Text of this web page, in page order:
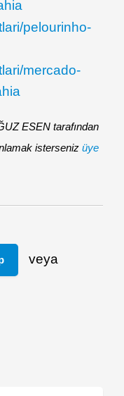
pelourinho-
mercado-
ESEN tarafından
isterseniz üye
veya